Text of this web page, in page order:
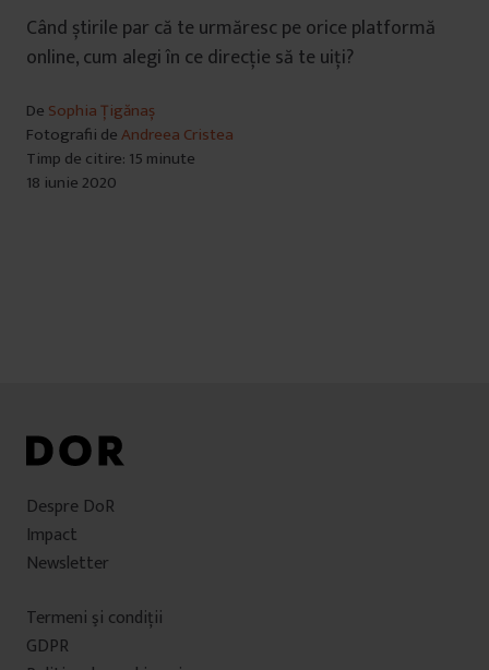
Când știrile par că te urmăresc pe orice platformă
online, cum alegi în ce direcție să te uiți?
De Sophia Țigănaș
Fotografii deAndreea Cristea
Timp de citire: 15 minute
18 iunie 2020
Despre DoR
Impact
Newsletter
Termeni şi condiţii
GDPR